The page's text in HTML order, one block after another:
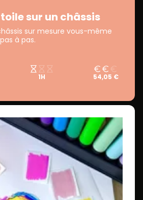
sur un châssis
sur mesure vous-même
à pas.
1H 54,05 €